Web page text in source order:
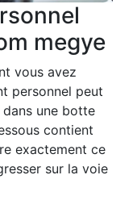
megye
vous avez
personnel peut
une botte
contient
exactement ce
sur la voie